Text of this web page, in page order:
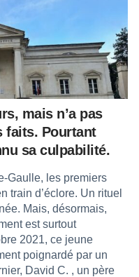
mais n’a pas
faits. Pourtant
sa culpabilité.
Gaulle, les premiers
train d’éclore. Un rituel
Mais, désormais,
est surtout
2021, ce jeune
poignardé par un
David C. , un père